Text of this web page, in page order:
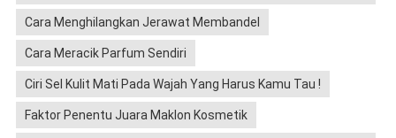
Cara Menghilangkan Jerawat Membandel
Cara Meracik Parfum Sendiri
Ciri Sel Kulit Mati Pada Wajah Yang Harus Kamu Tau !
Faktor Penentu Juara Maklon Kosmetik